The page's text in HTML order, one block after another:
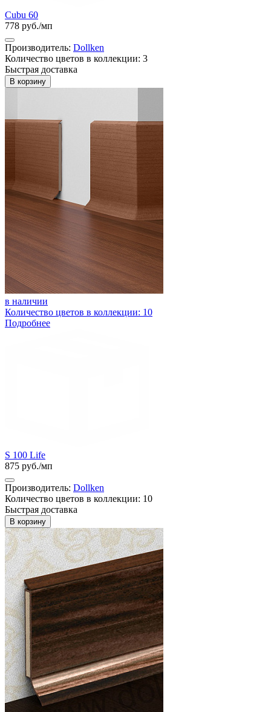
Cubu 60
778 руб./мп
Производитель: Dollken
Количество цветов в коллекции: 3
Быстрая доставка
В корзину
в наличии
Количество цветов в коллекции: 10
Подробнее
S 100 Life
875 руб./мп
Производитель: Dollken
Количество цветов в коллекции: 10
Быстрая доставка
В корзину